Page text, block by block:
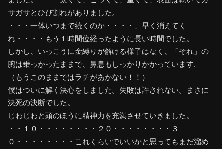
サガサとひび割れがありました。
・・・一体いつまで続くのか・・・・、早く消えてく
れ・・・・もう１時間位経ったように長い時間でした。
しかし、いっこうに金縛りが解ける様子はなく、「それ」の
腕は乗っかったままで、鼻息もしっかりかかっています.
（もうこのままではラチがあかない！！）
僕はついに解く決心をしました。失敗は許されない。まさに
決死の決断でした。
じわじわと頭のほうに精神力を充満させていきました。
・・１０・・・・・・・・２０・・・・・・・・３
０・・・・・・・・これくらいでいいかと思ってもまだ溜め